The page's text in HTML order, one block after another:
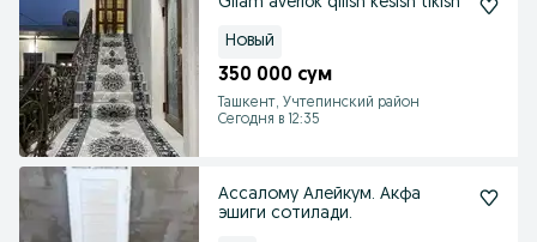
Новый
350 000 сум
Ташкент, Учтепинский район
Сегодня в 12:35
Ассалому Алейкум. Акфа
эшиги сотилади.